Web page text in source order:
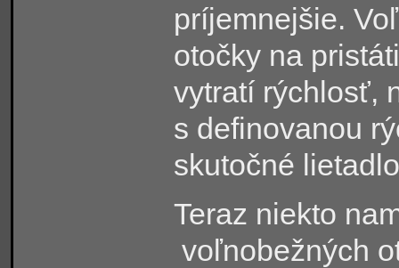
príjemnejšie.
otočky na
vytratí rýchlosť,
s definovanou
skutočné
Teraz niekto
voľnobežných